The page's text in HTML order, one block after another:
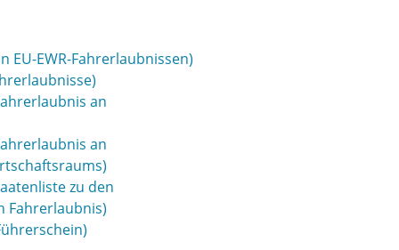
EU-EWR-Fahrerlaubnissen)
an
an
zu den
Fahrerlaubnis)